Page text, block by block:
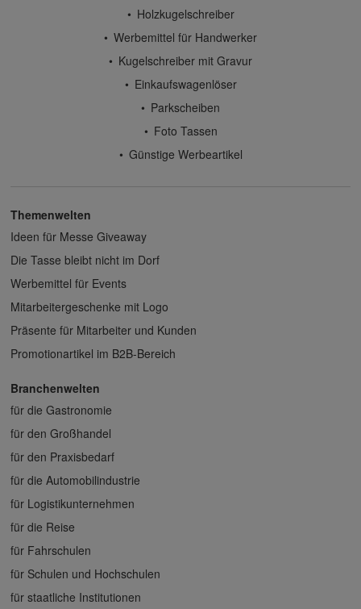
Holzkugelschreiber
Werbemittel für Handwerker
Kugelschreiber mit Gravur
Einkaufswagenlöser
Parkscheiben
Foto Tassen
Günstige Werbeartikel
Themenwelten
Ideen für Messe Giveaway
Die Tasse bleibt nicht im Dorf
Werbemittel für Events
Mitarbeitergeschenke mit Logo
Präsente für Mitarbeiter und Kunden
Promotionartikel im B2B-Bereich
Branchenwelten
für die Gastronomie
für den Großhandel
für den Praxisbedarf
für die Automobilindustrie
für Logistikunternehmen
für die Reise
für Fahrschulen
für Schulen und Hochschulen
für staatliche Institutionen